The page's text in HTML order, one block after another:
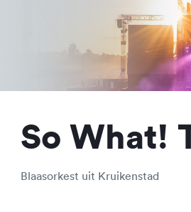
So What!
Blaasorkest uit Kruikenstad